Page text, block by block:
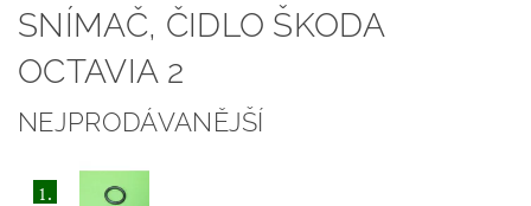
SNÍMAČ, ČIDLO ŠKODA
OCTAVIA 2
NEJPRODÁVANĚJŠÍ
1.